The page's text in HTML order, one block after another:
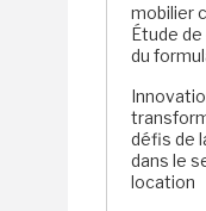
mobilier
Étude de
du
défis de
dans le
location